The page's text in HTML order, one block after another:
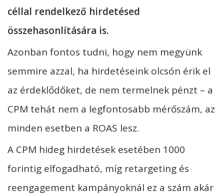
céllal rendelkező hirdetésed
összehasonlítására is.
Azonban fontos tudni, hogy nem megyünk
semmire azzal, ha hirdetéseink olcsón érik el
az érdeklődőket, de nem termelnek pénzt – a
CPM tehát nem a legfontosabb mérőszám, az
minden esetben a ROAS lesz.
A CPM hideg hirdetések esetében 1000
forintig elfogadható, míg retargeting és
reengagement kampányoknál ez a szám akár